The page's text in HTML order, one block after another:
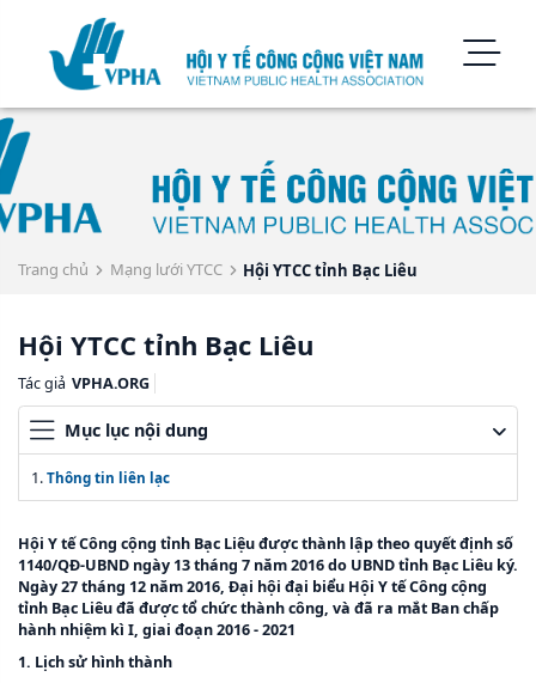
Trang chủ Mạng lưới YTCC Hội YTCC tỉnh Bạc Liêu
Hội YTCC tỉnh Bạc Liêu
Tác giả VPHA.ORG
Mục lục nội dung
Thông tin liên lạc
Hội Y tế Công cộng tỉnh Bạc Liệu được thành lập theo quyết định số
1140/QĐ-UBND ngày 13 tháng 7 năm 2016 do UBND tỉnh Bạc Liêu ký.
Ngày 27 tháng 12 năm 2016, Đại hội đại biểu Hội Y tế Công cộng
tỉnh Bạc Liêu đã được tổ chức thành công, và đã ra mắt Ban chấp
hành nhiệm kì I, giai đoạn 2016 - 2021
1. Lịch sử hình thành